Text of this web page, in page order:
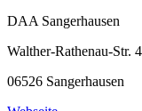
DAA Sangerhausen
Walther-Rathenau-Str.
06526 Sangerhausen